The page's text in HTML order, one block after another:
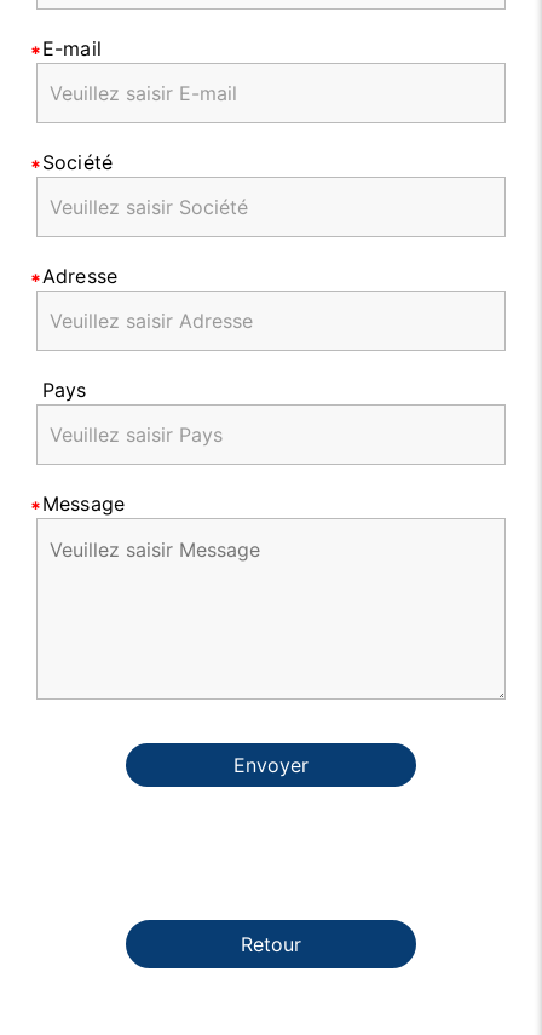
E-mail
Société
Adresse
Pays
Message
Envoyer
Retour